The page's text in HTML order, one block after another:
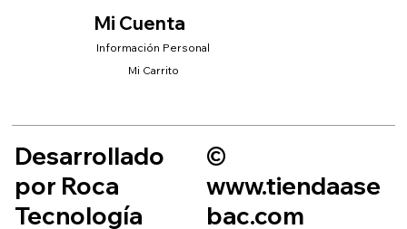
Mi Cuenta
Información Personal
Mi Carrito
Desarrollado
por Roca
Tecnología
©
www.tiendaase
bac.com